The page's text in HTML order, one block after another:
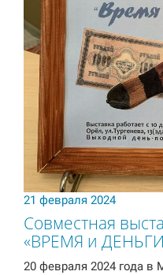
21 февраля 2024
Совместная
«ВРЕМЯ и
20 февраля 2024 года в